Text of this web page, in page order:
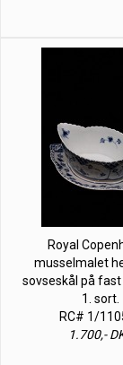
Royal
musselmalet
sovseskål på fast
1. sort.
RC# 1/
1.700,-